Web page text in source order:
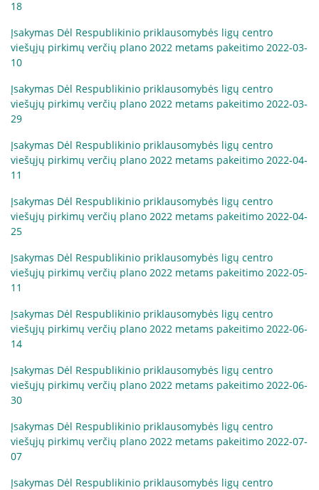
18
Įsakymas Dėl Respublikinio priklausomybės ligų centro
viešųjų pirkimų verčių plano 2022 metams pakeitimo 2022-03-
10
Įsakymas Dėl Respublikinio priklausomybės ligų centro
viešųjų pirkimų verčių plano 2022 metams pakeitimo 2022-03-
29
Įsakymas Dėl Respublikinio priklausomybės ligų centro
viešųjų pirkimų verčių plano 2022 metams pakeitimo 2022-04-
11
Įsakymas Dėl Respublikinio priklausomybės ligų centro
viešųjų pirkimų verčių plano 2022 metams pakeitimo 2022-04-
25
Įsakymas Dėl Respublikinio priklausomybės ligų centro
viešųjų pirkimų verčių plano 2022 metams pakeitimo 2022-05-
11
Įsakymas Dėl Respublikinio priklausomybės ligų centro
viešųjų pirkimų verčių plano 2022 metams pakeitimo 2022-06-
14
Įsakymas Dėl Respublikinio priklausomybės ligų centro
viešųjų pirkimų verčių plano 2022 metams pakeitimo 2022-06-
30
Įsakymas Dėl Respublikinio priklausomybės ligų centro
viešųjų pirkimų verčių plano 2022 metams pakeitimo 2022-07-
07
Įsakymas Dėl Respublikinio priklausomybės ligų centro